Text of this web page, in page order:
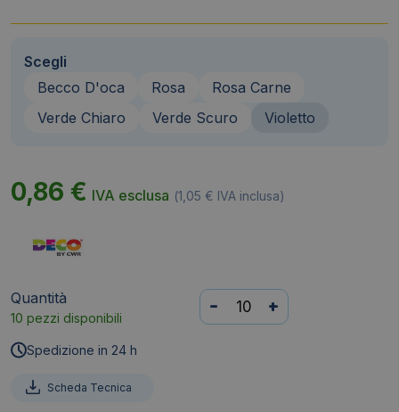
Scegli
Becco D'oca
Rosa
Rosa Carne
Verde Chiaro
Verde Scuro Violetto
0,86 € IVA esclusa (1,05 € IVA inclusa)
Quantità
10 pezzi disponibili
Carta
crespa
- +
Spedizione in 24 h
Scheda Tecnica